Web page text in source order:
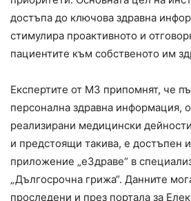
достъпа до ключова здравна
стимулира проактивното и
пациентите към собственото им
Експертите от МЗ припомнят, че
персонална здравна информация,
реализирани медицински
и предстоящи такива, е достъпен
приложение „еЗдраве“ в
„Дългосрочна грижа“. Данните
проследени и през портала за